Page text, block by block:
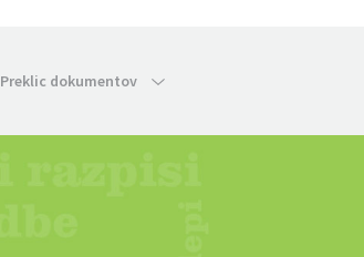
Preklic dokumentov